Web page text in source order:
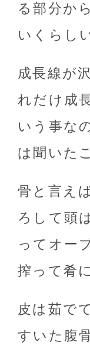
る部分か
いくらし
成長線が
れだけ成
いう事な
は聞いた
骨と言え
ろして頭
ってオー
搾って肴
皮は茹で
すいた腹